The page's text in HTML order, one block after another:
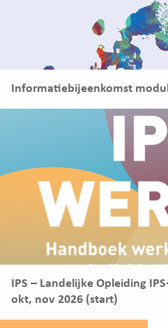
Informatiebijeenkomst
IPS – Landelijke Opleiding
okt, nov 2026 (start)